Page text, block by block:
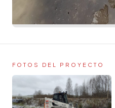
FOTOS DEL PROYECTO